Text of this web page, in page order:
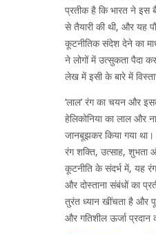
प्रतीक है कि भारत ने इस
से तैयारी की थी, और यह
कूटनीतिक संदेश देने का
ने लोगों में उत्सुकता पैदा
लेख में इसी के बारे में
‘लाल’ रंग का चयन और
हेलिकोनिया का लाल और
जानबूझकर किया गया
रंग शक्ति, उत्साह, शुभता
कूटनीति के संदर्भ में, यह
और दोस्ताना संबंधों का
तुरंत ध्यान खींचता है और
और गतिशील ऊर्जा प्रदान